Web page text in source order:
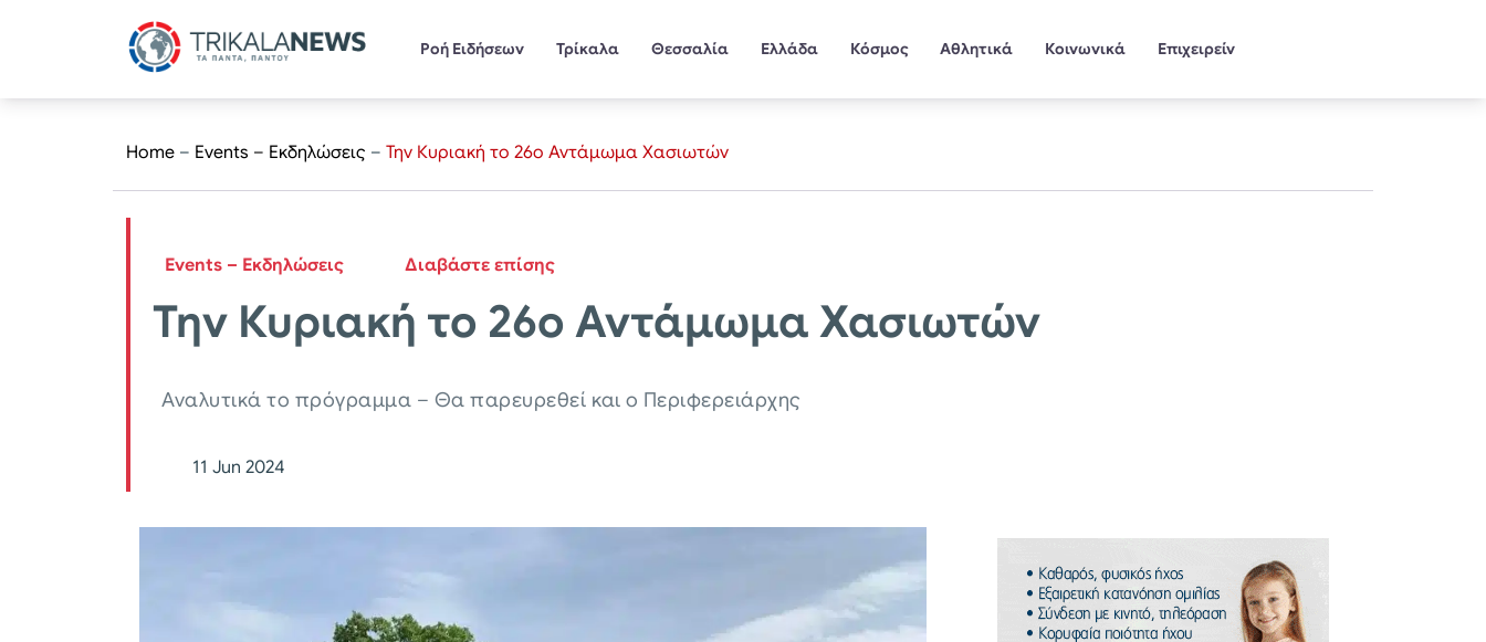
Ροή Ειδήσεων Τρίκαλα Θεσσαλία Ελλάδα Κόσμος Αθλητικά Κοινωνικά Επιχειρείν
Home – Events – Εκδηλώσεις – Την Κυριακή το 26ο Αντάμωμα Χασιωτών
Events – Εκδηλώσεις Διαβάστε επίσης
Την Κυριακή το 26ο Αντάμωμα Χασιωτών
Αναλυτικά το πρόγραμμα – Θα παρευρεθεί και ο Περιφερειάρχης
11 Jun 2024